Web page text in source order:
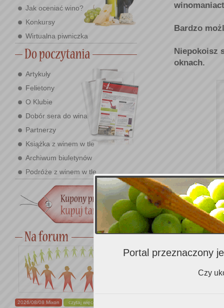
Jak oceniać wino?
Konkursy
Wirtualna piwniczka
Artykuły
Felietony
O Klubie
Dobór sera do wina
Partnerzy
Książka z winem w tle
Archiwum biuletynów
Podróże z winem w tle
2026/08/08 Mixon czytaj więcej...
Bardzo
Niepokoisz
oknach.
Portal przeznaczony
Czy